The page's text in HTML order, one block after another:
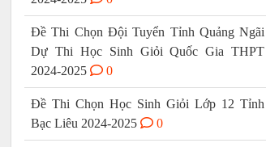
Đề Thi Chọn Đội Tuyển Tỉnh Quảng Ngãi
Dự Thi Học Sinh Giỏi Quốc Gia THPT
2024-2025
0
Đề Thi Chọn Học Sinh Giỏi Lớp 12 Tỉnh
Bạc Liêu 2024-2025
0